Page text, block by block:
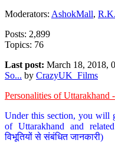
Moderators: AshokMall,
Posts: 2,899
Topics: 76
Last post: March 18, 2018,
So... by CrazyUK_Films
Personalities of Uttarakhand -
Under this section, you will
of Uttarakhand and
विभूतियों से संबंधित जानकारी)